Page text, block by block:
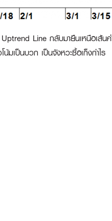
Line กลับมายืนเหนือเส้
มเป็นบวก เป็นจังหวะซื้อเก็งกำไร